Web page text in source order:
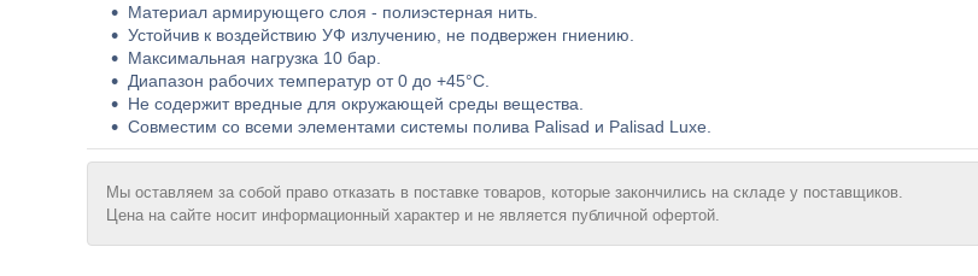
Материал армирующего слоя - полиэстерная нить.
Устойчив к воздействию УФ излучению, не подвержен гниению.
Максимальная нагрузка 10 бар.
Диапазон рабочих температур от 0 до +45°С.
Не содержит вредные для окружающей среды вещества.
Совместим со всеми элементами системы полива Palisad и Palisad Luxe.
Мы оставляем за собой право отказать в поставке товаров, которые закончились на складе у поставщиков.
Цена на сайте носит информационный характер и не является публичной офертой.